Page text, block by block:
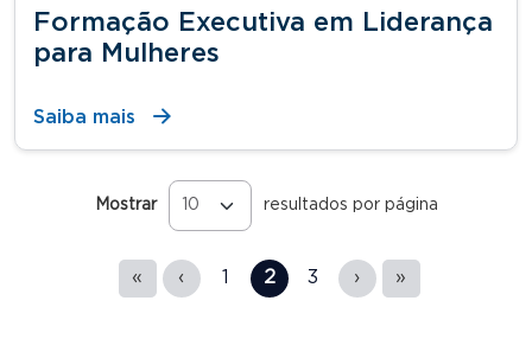
Formação Executiva em Liderança
para Mulheres
Saiba mais
Mostrar resultados por página
Páginas « ‹ 1 2 3 › »